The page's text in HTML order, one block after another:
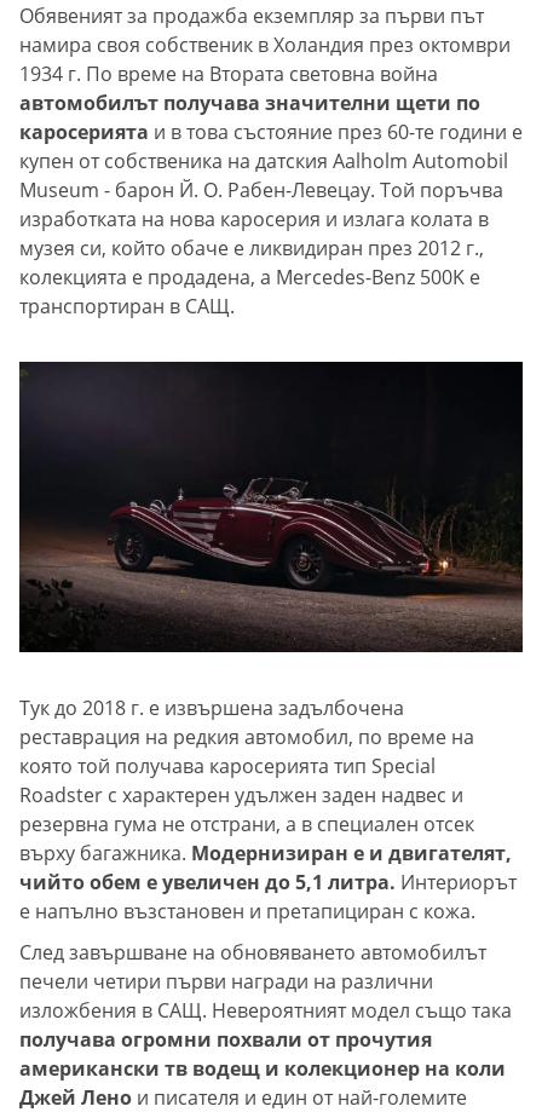
Обявеният за продажба екземпляр за първи път
намира своя собственик в Холандия през октомври
1934 г. По време на Втората световна война
автомобилът получава значителни щети по
каросерията и в това състояние през 60-те години е
купен от собственика на датския Aalholm Automobil
Museum - барон Й. О. Рабен-Левецау. Той поръчва
изработката на нова каросерия и излага колата в
музея си, който обаче е ликвидиран през 2012 г.,
колекцията е продадена, а Mercedes-Benz 500K е
транспортиран в САЩ.
Тук до 2018 г. е извършена задълбочена
реставрация на редкия автомобил, по време на
която той получава каросерията тип Special
Roadster с характерен удължен заден надвес и
резервна гума не отстрани, а в специален отсек
върху багажника. Модернизиран е и двигателят,
чийто обем е увеличен до 5,1 литра. Интериорът
е напълно възстановен и претапициран с кожа.
След завършване на обновяването автомобилът
печели четири първи награди на различни
изложбения в САЩ. Невероятният модел също така
получава огромни похвали от прочутия
американски тв водещ и колекционер на коли
Джей Лено и писателя и един от най-големите